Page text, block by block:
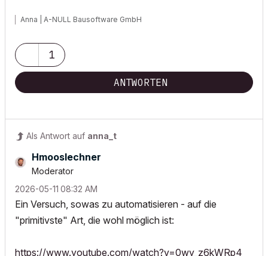
Anna | A-NULL Bausoftware GmbH
1
ANTWORTEN
Als Antwort auf anna_t
Hmooslechner
Moderator
‎2026-05-11 08:32 AM
Ein Versuch, sowas zu automatisieren - auf die
"primitivste" Art, die wohl möglich ist:
https://www.youtube.com/watch?v=0wy_z6kWRp4